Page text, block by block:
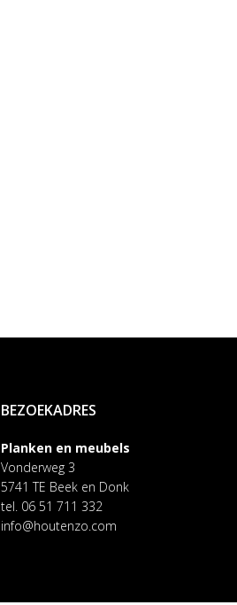
BEZOEKADRES
Planken en meubels
Vonderweg 3
5741 TE Beek en Donk
tel. 06 51 711 332
info@houtenzo.com